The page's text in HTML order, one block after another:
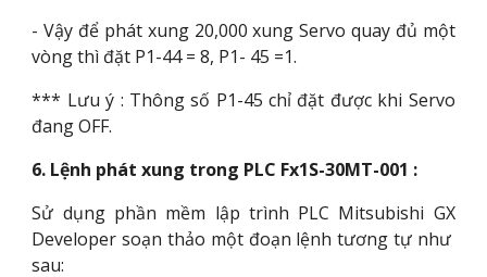
- Vậy để phát xung 20,000 xung Servo quay đủ một
vòng thì đặt P1-44 = 8, P1- 45 =1.
*** Lưu ý : Thông số P1-45 chỉ đặt được khi Servo
đang OFF.
6. Lệnh phát xung trong PLC Fx1S-30MT-001 :
Sử dụng phần mềm lập trình PLC Mitsubishi GX
Developer soạn thảo một đoạn lệnh tương tự như
sau: